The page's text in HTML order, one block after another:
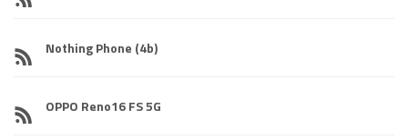
Nothing Phone (4b)
OPPO Reno16 FS 5G